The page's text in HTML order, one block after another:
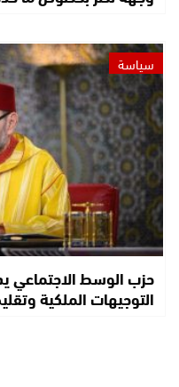
سياسة
حزب الوسط الاجتماعي
التوجيهات الملكية